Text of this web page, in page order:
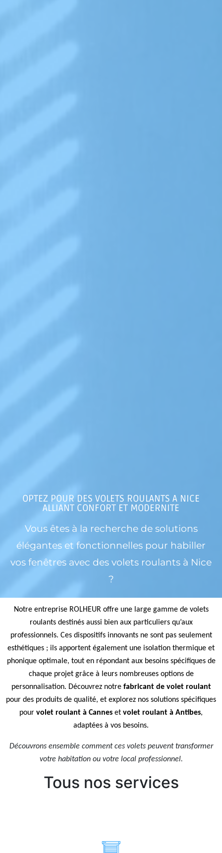
OPTEZ POUR DES VOLETS ROULANTS A NICE
ALLIANT CONFORT ET MODERNITE
Vous êtes à la recherche de solutions
élégantes et fonctionnelles pour habiller
vos fenêtres avec des volets roulants à Nice
?
Notre entreprise ROLHEUR offre une large gamme de volets
roulants destinés aussi bien aux particuliers qu’aux
professionnels. Ces dispositifs innovants ne sont pas seulement
esthétiques ; ils apportent également une isolation thermique et
phonique optimale, tout en répondant aux besoins spécifiques de
chaque projet grâce à leurs nombreuses options de
personnalisation. Découvrez notre fabricant de volet roulant
pour des produits de qualité, et explorez nos solutions spécifiques
pour volet roulant à Cannes et volet roulant à Antibes,
adaptées à vos besoins.
Découvrons ensemble comment ces volets peuvent transformer
votre habitation ou votre local professionnel.
Tous nos services